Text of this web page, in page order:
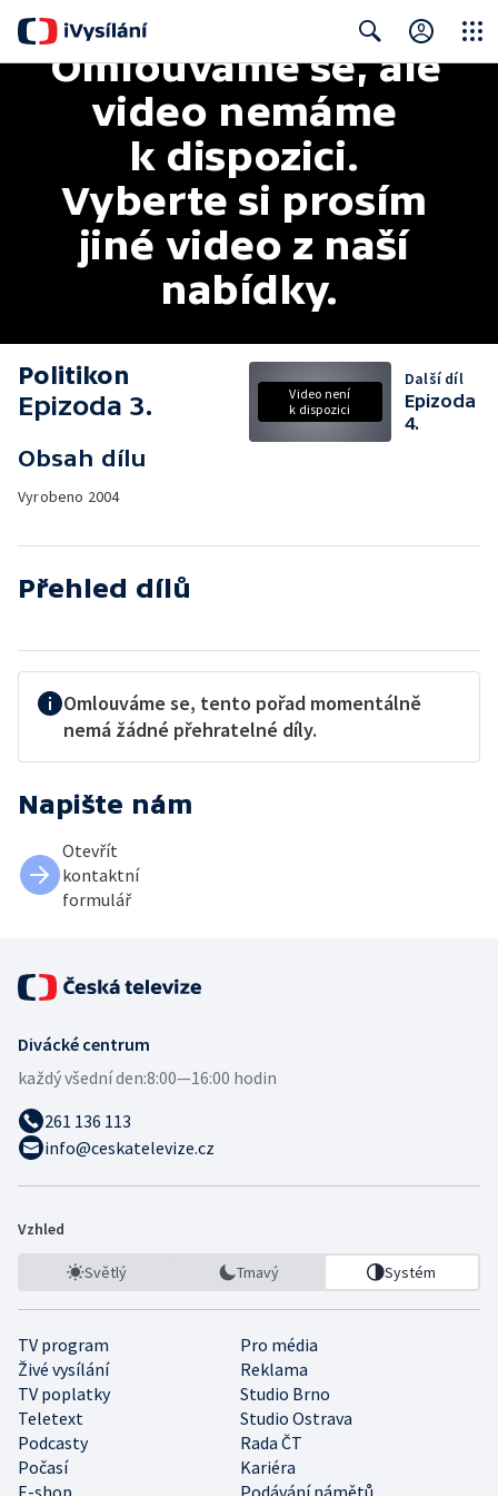
Search
Omlouváme se, ale
video nemáme
k dispozici.
Vyberte si prosím
jiné video z naší
nabídky.
Politikon
Epizoda 3.
Obsah dílu
Vyrobeno 2004
Video není
k dispozici
Další díl
Epizoda
4.
Přehled dílů
Omlouváme se, tento pořad momentálně
nemá žádné přehratelné díly.
Napište nám
Otevřít
kontaktní
formulář
Divácké centrum
každý všední den:8:00—16:00 hodin
261 136 113
info@ceskatelevize.cz
Vzhled
Světlý Tmavý Systém
TV program
Pro média
Živé vysílání
Reklama
TV poplatky
Studio Brno
Teletext
Studio Ostrava
Podcasty
Rada ČT
Počasí
Kariéra
E-shop
Podávání námětů